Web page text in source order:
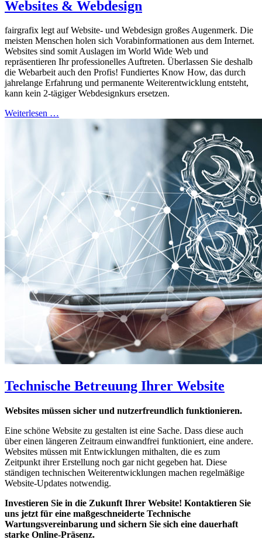
Websites & Webdesign
fairgrafix legt auf Website- und Webdesign großes Augenmerk. Die
meisten Menschen holen sich Vorabinformationen aus dem Internet.
Websites sind somit Auslagen im World Wide Web und
repräsentieren Ihr professionelles Auftreten. Überlassen Sie deshalb
die Webarbeit auch den Profis! Fundiertes Know How, das durch
jahrelange Erfahrung und permanente Weiterentwicklung entsteht,
kann kein 2-tägiger Webdesignkurs ersetzen.
Weiterlesen …
Technische Betreuung Ihrer Website
Websites müssen sicher und nutzerfreundlich funktionieren.
Eine schöne Website zu gestalten ist eine Sache. Dass diese auch
über einen längeren Zeitraum einwandfrei funktioniert, eine andere.
Websites müssen mit Entwicklungen mithalten, die es zum
Zeitpunkt ihrer Erstellung noch gar nicht gegeben hat. Diese
ständigen technischen Weiterentwicklungen machen regelmäßige
Website-Updates notwendig.
Investieren Sie in die Zukunft Ihrer Website! Kontaktieren Sie
uns jetzt für eine maßgeschneiderte Technische
Wartungsvereinbarung und sichern Sie sich eine dauerhaft
starke Online-Präsenz.